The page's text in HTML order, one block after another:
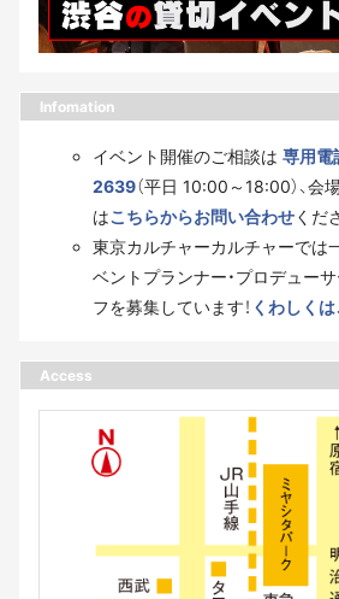
Infomation
イベント開催のご相談は 専用
2639（平日 10:00～18:00）、
はこちらからお問い合わせくだ
東京カルチャーカルチャーでは
ベントプランナー・プロデュー
フを募集しています！ くわしくは
Access